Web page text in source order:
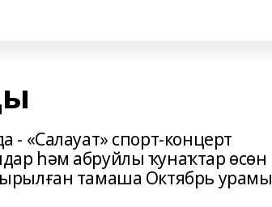
«Салауат» спорт-концерт
һәм абруйлы ҡунаҡтар өсөн
тамаша Октябрь урамы